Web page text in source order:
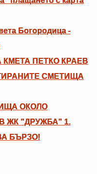
Богородица -
ПЕТКО КРАЕВ
СМЕТИЩА
ОКОЛО
ЖК "ДРУЖБА" 1.
БЪРЗО!